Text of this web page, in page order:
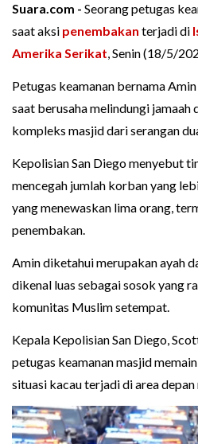
Suara.com - Seorang petugas
saat aksi penembakan terjadi di
Amerika Serikat, Senin (18/5/
Petugas keamanan bernama
saat berusaha melindungi jamaah
kompleks masjid dari serangan
Kepolisian San Diego menyebut
mencegah jumlah korban yang
yang menewaskan lima orang,
penembakan.
Amin diketahui merupakan ayah
dikenal luas sebagai sosok yang
komunitas Muslim setempat.
Kepala Kepolisian San Diego,
petugas keamanan masjid
situasi kacau terjadi di area depan